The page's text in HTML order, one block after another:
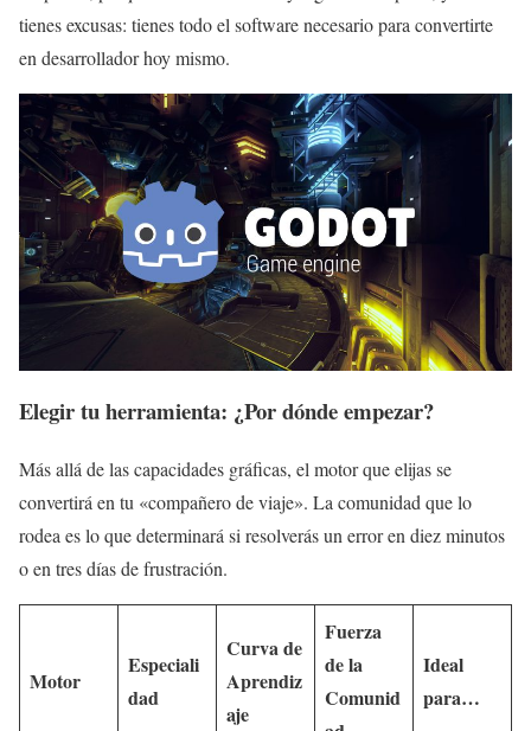
tienes excusas: tienes todo el software necesario para convertirte
en desarrollador hoy mismo.
Elegir tu herramienta: ¿Por dónde empezar?
Más allá de las capacidades gráficas, el motor que elijas se
convertirá en tu «compañero de viaje». La comunidad que lo
rodea es lo que determinará si resolverás un error en diez minutos
o en tres días de frustración.
Motor
Especiali
dad
Curva de
Aprendiz
aje
Fuerza
de la
Comunid
Ideal
para…